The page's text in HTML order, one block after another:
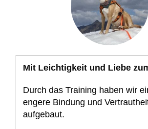
Mit Leichtigkeit und Liebe
Durch das Training haben wir
engere Bindung und
aufgebaut.